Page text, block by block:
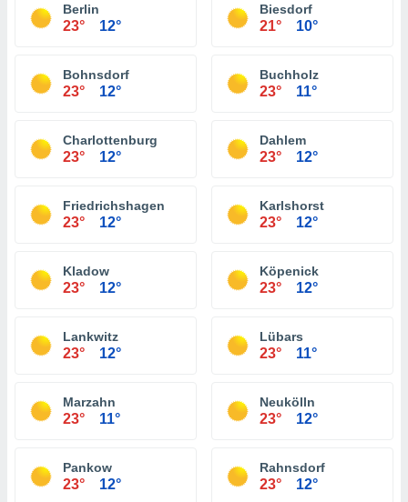
Berlin
23° 12°
Biesdorf
21° 10°
Bohnsdorf
23° 12°
Buchholz
23° 11°
Charlottenburg
23° 12°
Dahlem
23° 12°
Friedrichshagen
23° 12°
Karlshorst
23° 12°
Kladow
23° 12°
Köpenick
23° 12°
Lankwitz
23° 12°
Lübars
23° 11°
Marzahn
23° 11°
Neukölln
23° 12°
Pankow
23° 12°
Rahnsdorf
23° 12°